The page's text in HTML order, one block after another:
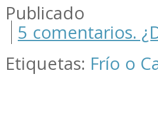
5 comentarios.
Etiquetas: Frío o